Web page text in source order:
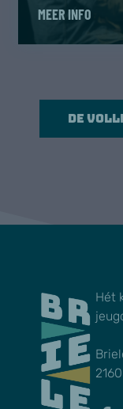
MEER INFO
De
Hét